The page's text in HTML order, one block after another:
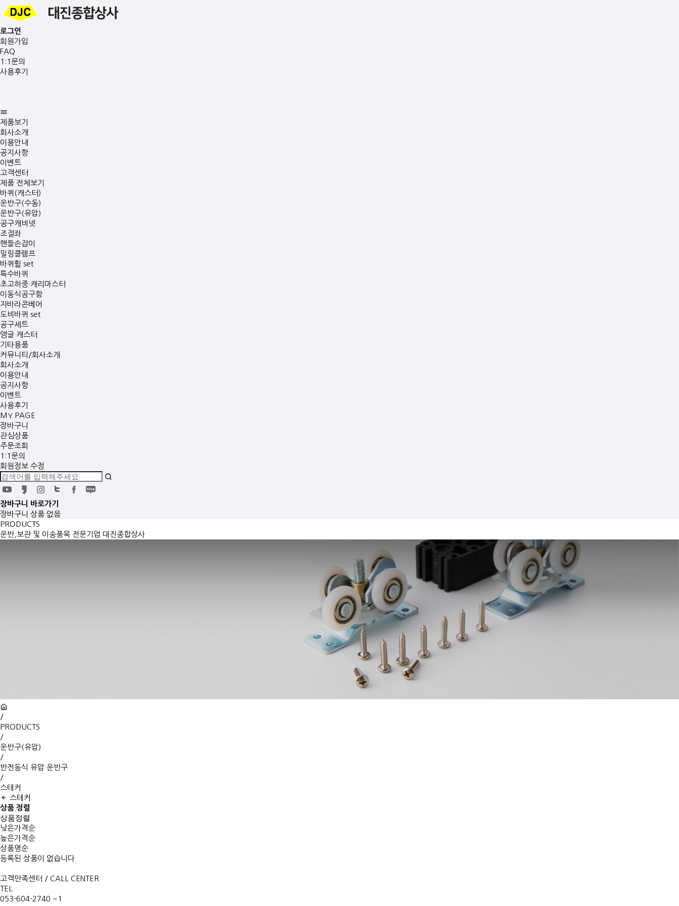
로그인
회원가입
FAQ
1:1문의
사용후기
제품보기
회사소개
이용안내
공지사항
이벤트
고객센터
제품 전체보기
바퀴(캐스터)
운반구(수동)
운반구(유압)
공구캐비넷
조절좌
핸들손잡이
밀링클램프
바퀴휠 set
특수바퀴
초고하중 캐리마스터
이동식공구함
자바라콘베어
도비바퀴 set
공구세트
앵글 캐스터
기타용품
커뮤니티/회사소개
회사소개
이용안내
공지사항
이벤트
사용후기
MY PAGE
장바구니
관심상품
주문조회
1:1문의
회원정보 수정
장바구니 바로가기
장바구니 상품 없음
PRODUCTS
운반,보관 및 이송품목 전문기업 대진종합상사
/
PRODUCTS
/
운반구(유압)
/
반전동식 유압 운반구
/
스테커
스테커
상품 정렬
상품정렬
낮은가격순
높은가격순
상품명순
등록된 상품이 없습니다.
고객만족센터 / CALL CENTER
TEL
053-604-2740 ~1